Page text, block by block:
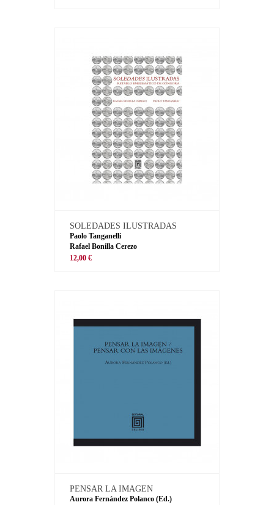
SOLEDADES ILUSTRADAS
Paolo Tanganelli
Rafael Bonilla Cerezo
12,00 €
PENSAR LA IMAGEN
Aurora Fernández Polanco (Ed.)